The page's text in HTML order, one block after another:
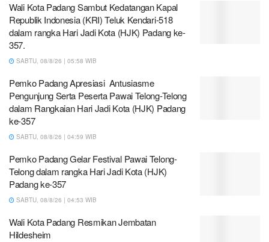
Wali Kota Padang Sambut Kedatangan Kapal
Republik Indonesia (KRI) Teluk Kendari-518
dalam rangka Hari Jadi Kota (HJK) Padang ke-
357.
SABTU, 08/8/26 | 05:58 WIB
Pemko Padang Apresiasi Antusiasme
Pengunjung Serta Peserta Pawai Telong-Telong
dalam Rangkaian Hari Jadi Kota (HJK) Padang
ke-357
SABTU, 08/8/26 | 04:59 WIB
Pemko Padang Gelar Festival Pawai Telong-
Telong dalam rangka Hari Jadi Kota (HJK)
Padang ke-357
SABTU, 08/8/26 | 04:53 WIB
Wali Kota Padang Resmikan Jembatan
Hildesheim